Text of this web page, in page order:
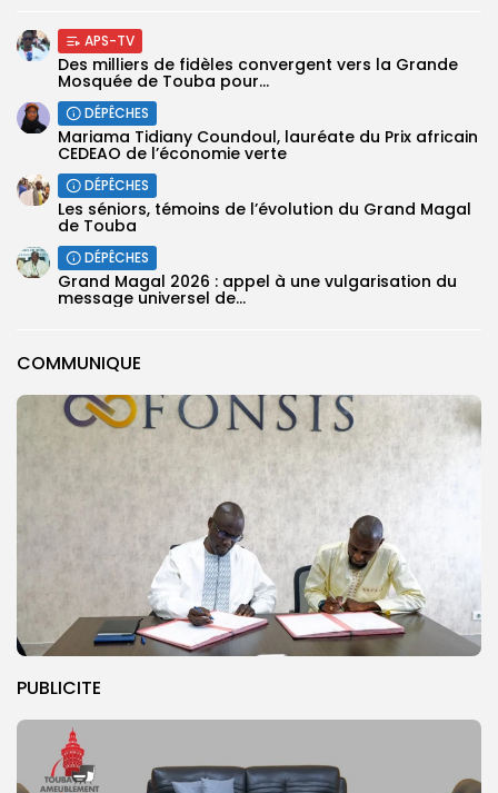
COMMUNIQUE
PUBLICITE
APS-TV
Des milliers de fidèles convergent vers la Grande
Mosquée de Touba pour...
DÉPÊCHES
Mariama Tidiany Coundoul, lauréate du Prix africain
CEDEAO de l’économie verte
DÉPÊCHES
Les séniors, témoins de l’évolution du Grand Magal
de Touba
DÉPÊCHES
Grand Magal 2026 : appel à une vulgarisation du
message universel de...